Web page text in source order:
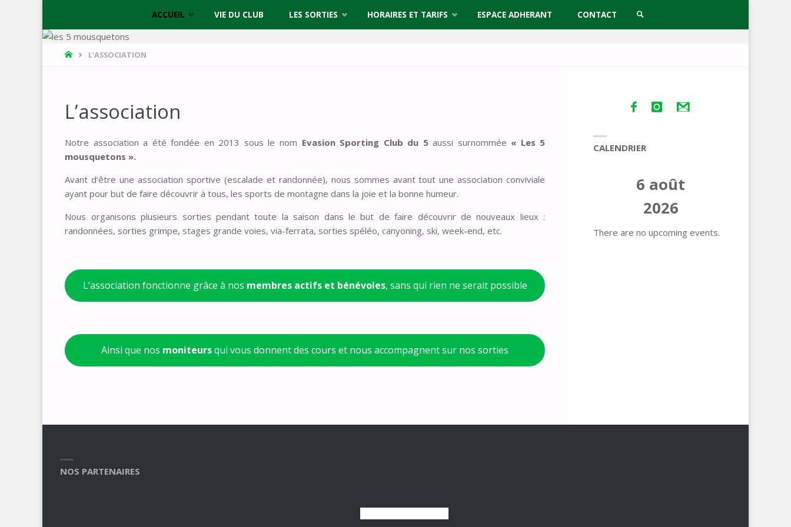
Skip
ACCUEIL VIE DU CLUB LES SORTIES HORAIRES ET TARIFS ESPACE ADHERANT CONTACT
HOMEL’ASSOCIATION
L’association
Notre association a été fondée en 2013 sous le nom Evasion Sporting Club du 5aussi surnommée « Les 5
mousquetons ».
Avant d’être une association sportive (escalade et randonnée), nous sommes avant tout une association conviviale
ayant pour but de faire découvrir à tous, les sports de montagne dans la joie et la bonne humeur.
Nous organisons plusieurs sorties pendant toute la saison dans le but de faire découvrir de nouveaux lieux :
randonnées, sorties grimpe, stages grande voies, via-ferrata, sorties spéléo, canyoning, ski, week-end, etc.
L’association fonctionne grâce à nos membres actifs et bénévoles, sans qui rien ne serait possible
Ainsi que nos moniteursqui vous donnent des cours et nous accompagnent sur nos sorties
CALENDRIER
6 août
2026
There are no upcoming events.
NOS PARTENAIRES